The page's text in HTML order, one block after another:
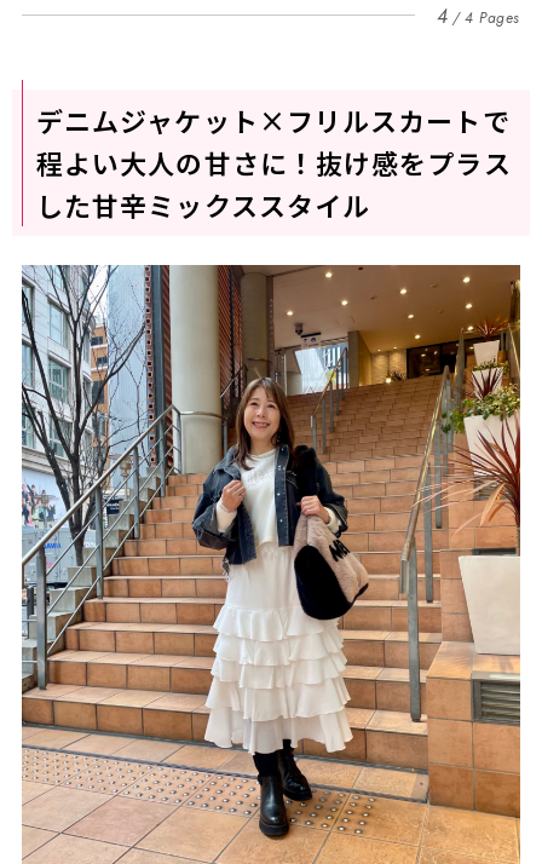
4 4 Pages
デニムジャケット×フリルスカートで
程よい大人の甘さに！抜け感をプラス
した甘辛ミックススタイル